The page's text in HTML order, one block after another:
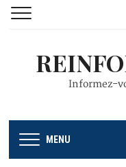
Informez-
MENU